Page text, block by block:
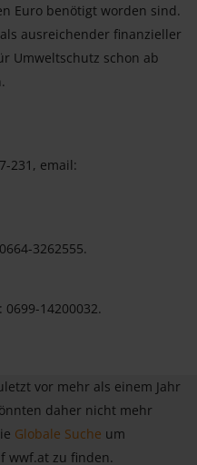
Euro benötigt worden sind.
ausreichender finanzieller
Umweltschutz schon ab
231, email:
3262555.
0699-14200032.
vor mehr als einem Jahr
daher nicht mehr
Globale Suche um
wwf.at zu finden.